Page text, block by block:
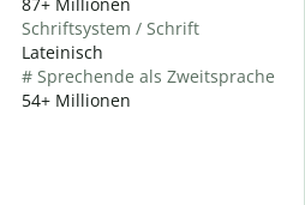
Schriftsystem / Schrift
Lateinisch
# Sprechende als Zweitsprache
54+ Millionen